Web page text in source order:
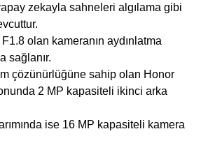
zekayla sahneleri algılama gibi
olan kameranın aydınlatma
sağlanır.
çözünürlüğüne sahip olan Honor
2 MP kapasiteli ikinci arka
ise 16 MP kapasiteli kamera